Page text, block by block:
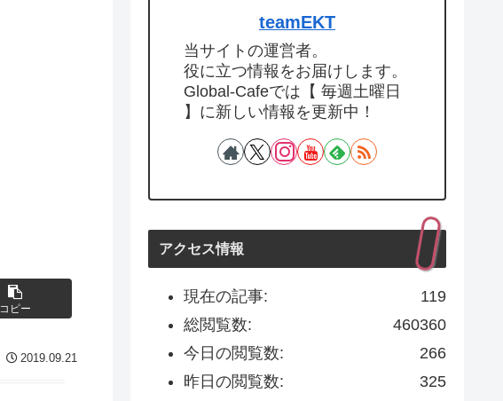
コピー
2019.09.21
teamEKT
当サイトの運営者。
役に立つ情報をお届けします。
Global-Cafeでは【 毎週土曜日
】に新しい情報を更新中！
アクセス情報
119
現在の記事:
460360
総閲覧数:
266
今日の閲覧数:
325
昨日の閲覧数: